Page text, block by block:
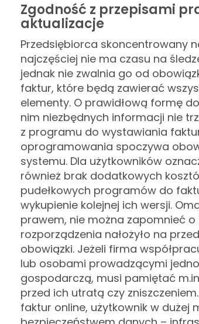
Zgodność z przepisami
aktualizacje
Przedsiębiorca skoncentrowany
najczęściej nie ma czasu na
jednak nie zwalnia go od
faktur, które będą zawierać
elementy. O prawidłową formę
nim niezbędnych informacji nie
z programu do wystawiania
oprogramowania spoczywa
systemu. Dla użytkowników
również brak dodatkowych
pudełkowych programów do
wykupienie kolejnej ich wersji.
prawem, nie można zapomnieć o
rozporządzenia nałożyło na
obowiązki. Jeżeli firma
lub osobami prowadzącymi
gospodarczą, musi pamiętać
przed ich utratą czy
faktur online, użytkownik w dużej